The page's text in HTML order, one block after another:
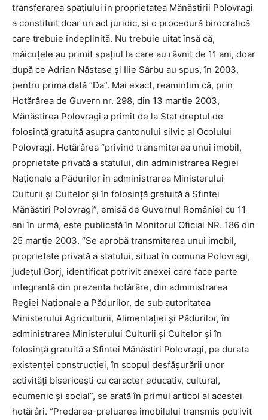
transferarea spaţiului în proprietatea Mănăstirii Polovragi
a constituit doar un act juridic, şi o procedură birocratică
care trebuie îndeplinită. Nu trebuie uitat însă că,
măicuţele au primit spaţiul la care au râvnit de 11 ani, doar
după ce Adrian Năstase şi Ilie Sârbu au spus, în 2003,
pentru prima dată “Da”. Mai exact, reamintim că, prin
Hotărârea de Guvern nr. 298, din 13 martie 2003,
Mănăstirea Polovragi a primit de la Stat dreptul de
folosinţă gratuită asupra cantonului silvic al Ocolului
Polovragi. Hotărârea “privind transmiterea unui imobil,
proprietate privată a statului, din administrarea Regiei
Naţionale a Pădurilor în administrarea Ministerului
Culturii şi Cultelor şi în folosinţă gratuită a Sfintei
Mănăstiri Polovragi”, emisă de Guvernul României cu 11
ani în urmă, este publicată în Monitorul Oficial NR. 186 din
25 martie 2003. “Se aprobă transmiterea unui imobil,
proprietate privată a statului, situat în comuna Polovragi,
judeţul Gorj, identificat potrivit anexei care face parte
integrantă din prezenta hotărâre, din administrarea
Regiei Naţionale a Pădurilor, de sub autoritatea
Ministerului Agriculturii, Alimentaţiei şi Pădurilor, în
administrarea Ministerului Culturii şi Cultelor şi în
folosinţă gratuită a Sfintei Mănăstiri Polovragi, pe durata
existenţei construcţiei, în scopul desfăşurării unor
activităţi bisericeşti cu caracter educativ, cultural,
ecumenic şi social”, se arată în primul articol al acestei
hotărâri. “Predarea-preluarea imobilului transmis potrivit